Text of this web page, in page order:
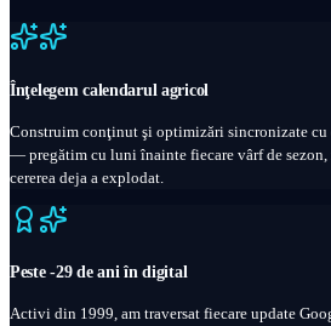
Înţelegem calendarul agricol
Construim conţinut şi optimizări sincronizate cu
— pregătim cu luni înainte fiecare vârf de sezon,
cererea deja a explodat.
Peste -29 de ani în digital
Activi din 1999, am traversat fiecare update